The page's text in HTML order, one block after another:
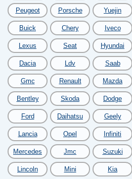
Peugeot Porsche Yuejin
Buick Chery Iveco
Lexus Seat Hyundai
Dacia Ldv Saab
Gmc Renault Mazda
Bentley Skoda Dodge
Ford Daihatsu Geely
Lancia Opel Infiniti
Mercedes Jmc Suzuki
Lincoln Mini Kia